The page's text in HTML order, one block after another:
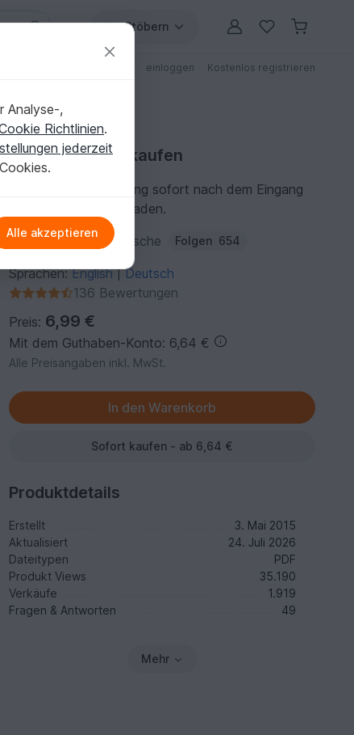
Stöbern
einloggen Kostenlos registrieren
Häkelanleitung kaufen
Du kannst die Anleitung sofort nach dem Eingang
der Zahlung herunterladen.
Autor: maschefuermasche Folgen 654
Sprachen:English| Deutsch
136 Bewertungen
Preis: 6,99 €
Mit dem Guthaben-Konto: 6,64 €
Alle Preisangaben inkl. MwSt.
Sofort kaufen - ab 6,64 €
Produktdetails
Erstellt
3. Mai 2015
Aktualisiert
24. Juli 2026
Dateitypen
PDF
Produkt Views
35.190
Verkäufe
1.919
Fragen & Antworten
49
Mehr
Analyse-,
Richtlinien.
jederzeit
Alle akzeptieren